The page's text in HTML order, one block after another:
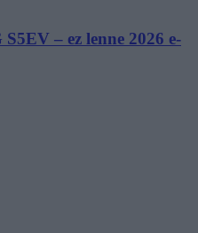
– ez lenne 2026 e-